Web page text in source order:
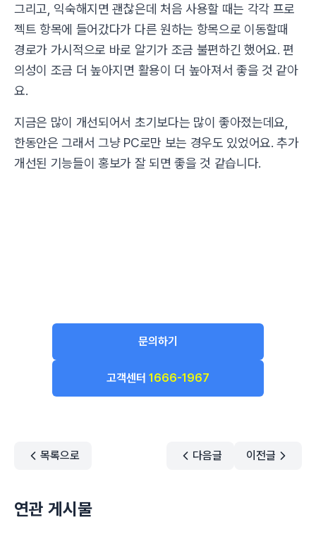
그리고, 익숙해지면 괜찮은데 처음 사용할 때는 각각 프로
젝트 항목에 들어갔다가 다른 원하는 항목으로 이동할때
경로가 가시적으로 바로 알기가 조금 불편하긴 했어요. 편
의성이 조금 더 높아지면 활용이 더 높아져서 좋을 것 같아
요.
지금은 많이 개선되어서 초기보다는 많이 좋아졌는데요,
한동안은 그래서 그냥 PC로만 보는 경우도 있었어요. 추가
개선된 기능들이 홍보가 잘 되면 좋을 것 같습니다.
문의하기
고객센터 1666-1967
목록으로 다음글 이전글
연관 게시물